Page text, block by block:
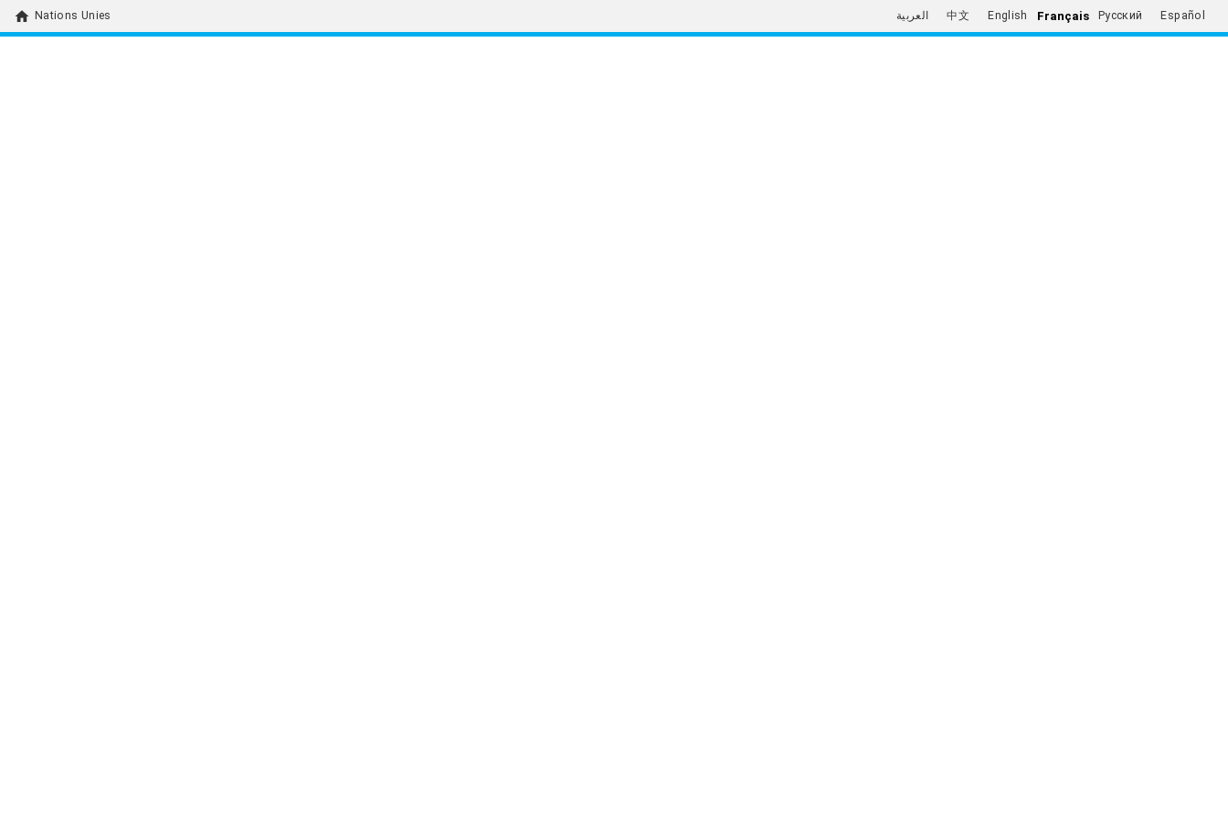
home Nations Unies العربية 中文 English Français Русский Español